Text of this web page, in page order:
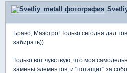
Браво, Маэстро! Только сегодня дал
забирать))
Только вот чувствую, что моя
замены элементов, и "потащит" за